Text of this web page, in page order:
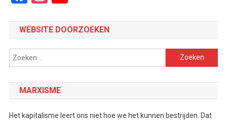
WEBSITE DOORZOEKEN
Zoeken
naar:
MARXISME
Het kapitalisme leert ons niet hoe we het kunnen bestrijden. Dat